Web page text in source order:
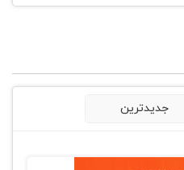
جدیدترین